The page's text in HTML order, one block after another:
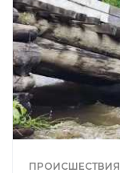
ПРОИСШЕСТВИЯ